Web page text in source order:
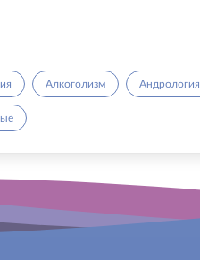
Алкоголизм Андрология